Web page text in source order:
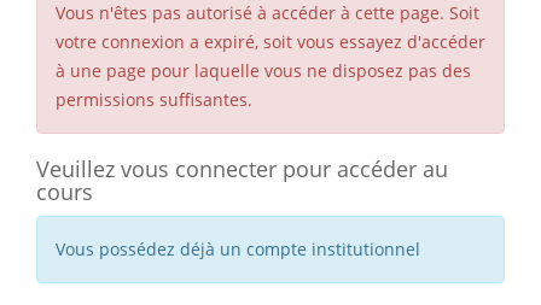
Vous n'êtes pas autorisé à accéder à cette page. Soit
votre connexion a expiré, soit vous essayez d'accéder
à une page pour laquelle vous ne disposez pas des
permissions suffisantes.
Veuillez vous connecter pour accéder au
cours
Vous possédez déjà un compte institutionnel